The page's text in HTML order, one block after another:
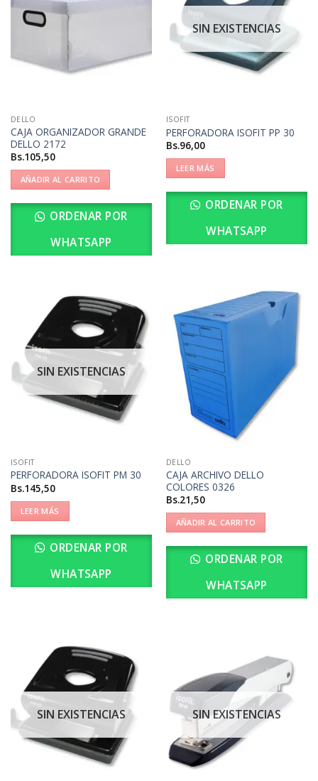
DELLO
CAJA ORGANIZADOR GRANDE
DELLO 2172
Bs.105,50
AÑADIR AL CARRITO
ORDENAR POR
WHATSAPP
SIN EXISTENCIAS
ISOFIT
PERFORADORA ISOFIT PP 30
Bs.96,00
LEER MÁS
ORDENAR POR
WHATSAPP
SIN EXISTENCIAS
ISOFIT
PERFORADORA ISOFIT PM 30
Bs.145,50
LEER MÁS
ORDENAR POR
WHATSAPP
DELLO
CAJA ARCHIVO DELLO
COLORES 0326
Bs.21,50
AÑADIR AL CARRITO
ORDENAR POR
WHATSAPP
SIN EXISTENCIAS SIN EXISTENCIAS